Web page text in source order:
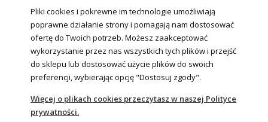
Internetowy sklep ogrodniczy z nasionami RajOgrodnika.pl
NIP: 6090037061, REGON: 260240470 | Czarnca, ul. Tęczowa 31, 29-100
Włoszczowa
POKAŻ PEŁNĄ WERSJĘ STRONY
Sklep internetowy Shoper Premium
Pliki cookies i pokrewne im technologie umożliwiają
poprawne działanie strony i pomagają nam dostosować
ofertę do Twoich potrzeb. Możesz zaakceptować
wykorzystanie przez nas wszystkich tych plików i przejść
do sklepu lub dostosować użycie plików do swoich
preferencji, wybierając opcję "Dostosuj zgody".
Więcej o plikach cookies przeczytasz w naszej Polityce
prywatności.